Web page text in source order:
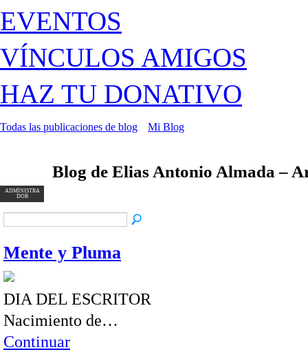
EVENTOS
VÍNCULOS AMIGOS
HAZ TU DONATIVO
Todas las publicaciones de blog Mi Blog
ADMINISTRA
DOR
Blog de Elias Antonio Almada –
Mente y Pluma
DIA DEL ESCRITOR
Nacimiento de…
Continuar